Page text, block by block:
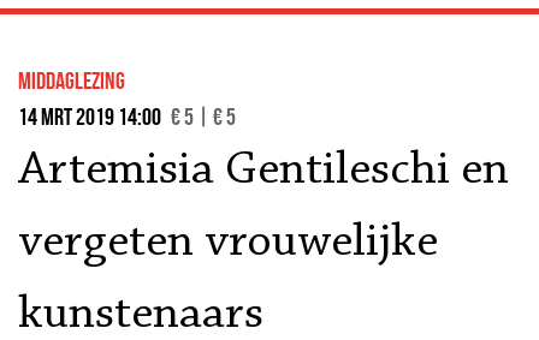
Steun ons
Aktief
middaglezing
14 mrt 2019 14:00 € 5 | € 5
Artemisia Gentileschi en
vergeten vrouwelijke
kunstenaars